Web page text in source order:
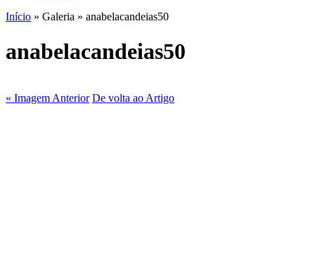
Início » Galeria » anabelacandeias50
anabelacandeias50
« Imagem Anterior De volta ao Artigo